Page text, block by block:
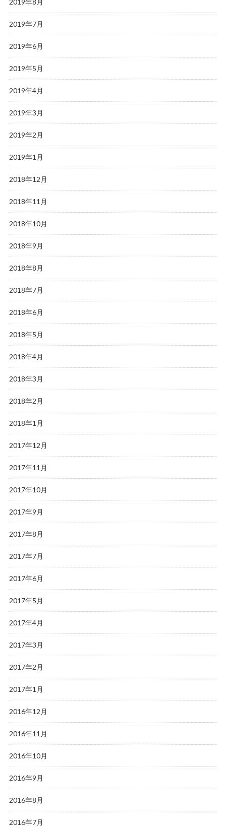
2019年7月
2019年6月
2019年5月
2019年4月
2019年3月
2019年2月
2019年1月
2018年12月
2018年11月
2018年10月
2018年9月
2018年8月
2018年7月
2018年6月
2018年5月
2018年4月
2018年3月
2018年2月
2018年1月
2017年12月
2017年11月
2017年10月
2017年9月
2017年8月
2017年7月
2017年6月
2017年5月
2017年4月
2017年3月
2017年2月
2017年1月
2016年12月
2016年11月
2016年10月
2016年9月
2016年8月
2016年7月